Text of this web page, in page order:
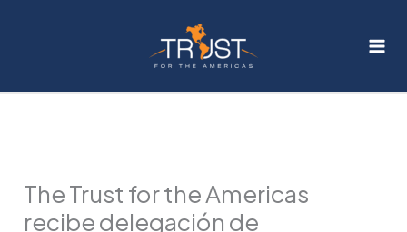
The Trust for the Americas
recibe delegación de